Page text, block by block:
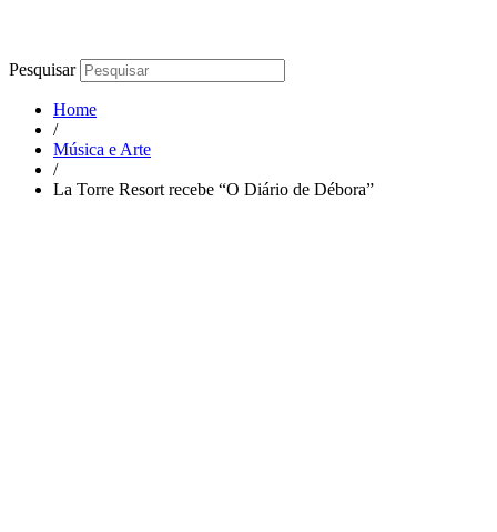
Pesquisar
Home
/
Música e Arte
/
La Torre Resort recebe “O Diário de Débora”